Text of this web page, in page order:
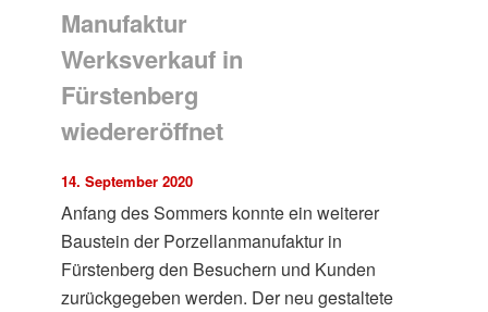
Manufaktur
Werksverkauf in
Fürstenberg
wiedereröffnet
14. September 2020
Anfang des Sommers konnte ein weiterer
Baustein der Porzellanmanufaktur in
Fürstenberg den Besuchern und Kunden
zurückgegeben werden. Der neu gestaltete